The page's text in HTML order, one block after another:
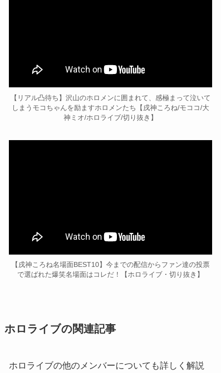
【リアル凸待ち】沢山のホロメンに囲まれて、感極まって泣いて
しまうモコちゃんを励ますホロメンたち【戌神ころね/モココ/大
神ミオ/ホロライブ/切り抜き】
【戌神ころね名場面BEST10】今までの配信からファン達の投票
で選ばれた爆笑名場面はコレだ！【ホロライブ・切り抜き】
ホロライブの関連記事
ホロライブの他のメンバーについても詳しく解説